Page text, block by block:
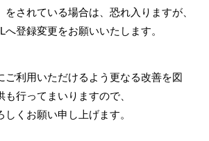
をされている場合は、恐れ入りますが、
登録変更をお願いいたします。
ご利用いただけるよう更なる改善を図
も行ってまいりますので、
くお願い申し上げます。